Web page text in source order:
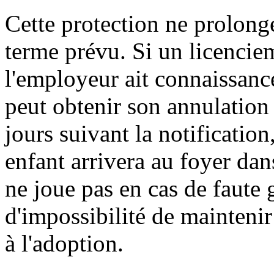
Cette protection ne
terme prévu. Si un
l'employeur ait
peut obtenir son
jours suivant la
enfant arrivera au foyer
ne joue pas en cas de
d'impossibilité de
à l'adoption.